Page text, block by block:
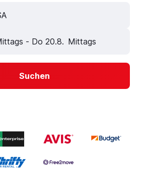
- Do 20.8. Mittags
Suchen